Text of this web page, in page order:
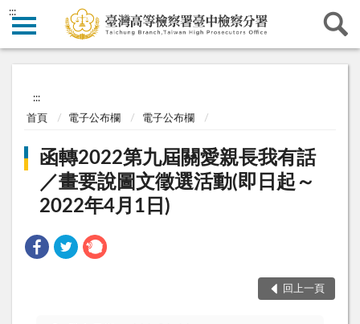
:::
:::
首頁 電子公布欄 電子公布欄
函轉2022第九屆關愛親長我有話
／畫要說圖文徵選活動(即日起～
2022年4月1日)
回上一頁